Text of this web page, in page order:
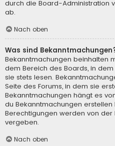
durch die Board-Administration
ab.
Nach oben
Was sind
Bekanntmachungen beinhalten
dem Bereich des Boards, in
sie stets lesen.
Seite des Forums, in dem sie
Bekanntmachungen hängt es
du Bekanntmachungen erstellen
Berechtigungen werden von
vergeben.
Nach oben